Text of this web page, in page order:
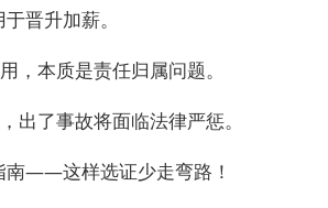
晋升加薪。
，本质是责任归属问题。
出了事故将面临法律严惩。
南——这样选证少走弯路！